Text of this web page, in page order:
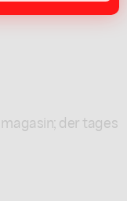
der tages